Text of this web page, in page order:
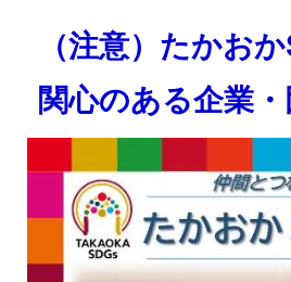
（注意）たかお
関心のある企業